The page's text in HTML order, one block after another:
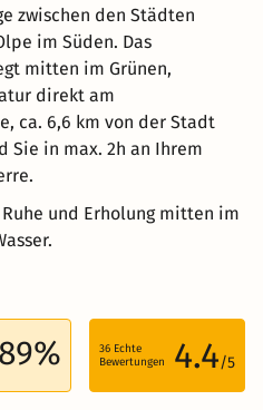
zwischen den Städten
im Süden. Das
mitten im Grünen,
direkt am
ca. 6,6 km von der Stadt
Sie in max. 2h an Ihrem
und Erholung mitten im
89% 36 Echte
Bewertungen
4.4/5